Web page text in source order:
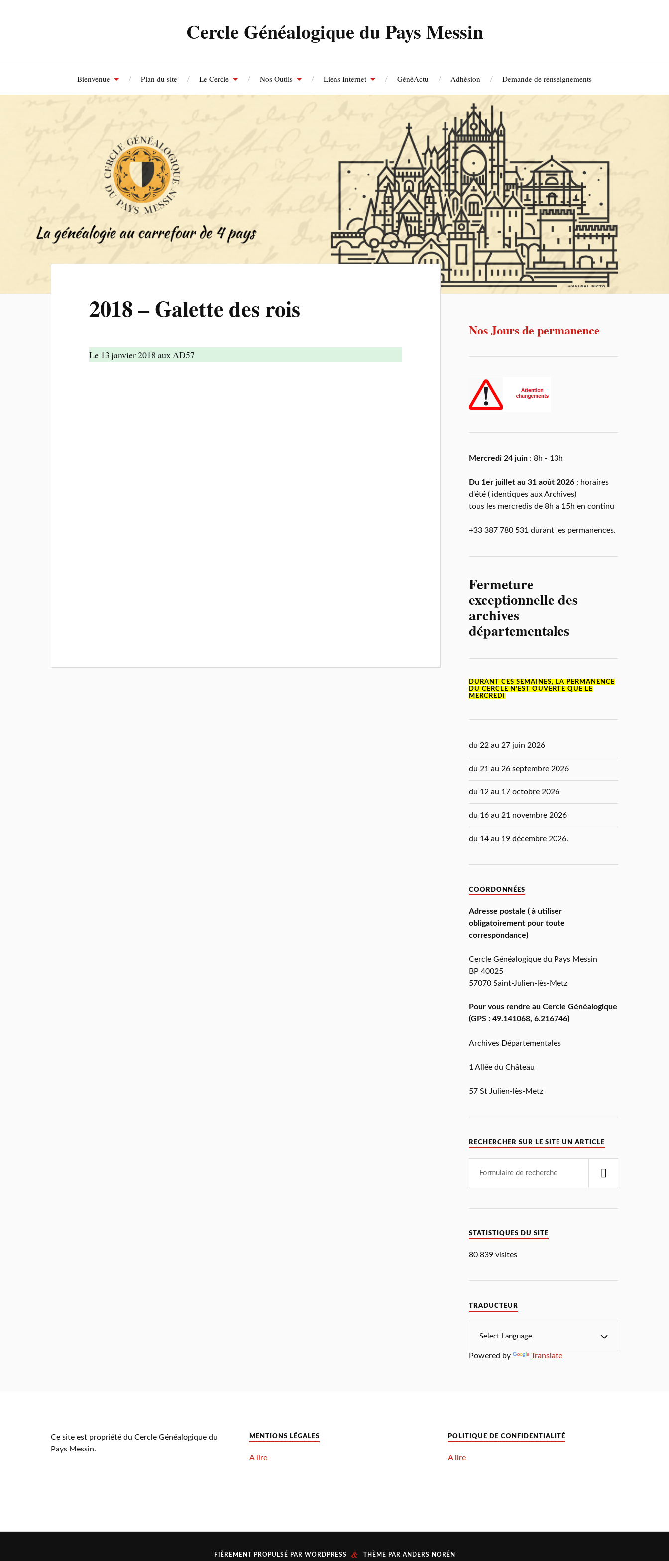
Cercle Généalogique du Pays Messin
Bienvenue Plan du site Le Cercle Nos Outils Liens Internet GénéActu Adhésion Demande de renseignements
2018 – Galette des rois
Le 13 janvier 2018 aux AD57
Nos Jours de permanence
Mercredi 24 juin : 8h - 13h
Du 1er juillet au 31 août 2026 : horaires
d'été ( identiques aux Archives)
tous les mercredis de 8h à 15h en continu
+33 387 780 531 durant les permanences.
Fermeture
exceptionnelle des
archives
départementales
DURANT CES SEMAINES, LA PERMANENCE
DU CERCLE N’EST OUVERTE QUE LE
MERCREDI
du 22 au 27 juin 2026
du 21 au 26 septembre 2026
du 12 au 17 octobre 2026
du 16 au 21 novembre 2026
du 14 au 19 décembre 2026.
COORDONNÉES
Adresse postale ( à utiliser
obligatoirement pour toute
correspondance)
Cercle Généalogique du Pays Messin
BP 40025
57070 Saint-Julien-lès-Metz
Pour vous rendre au Cercle Généalogique
(GPS : 49.141068, 6.216746)
Archives Départementales
1 Allée du Château
57 St Julien-lès-Metz
RECHERCHER SUR LE SITE UN ARTICLE
STATISTIQUES DU SITE
80 839 visites
TRADUCTEUR
Powered by Translate
Ce site est propriété du Cercle Généalogique du
Pays Messin.
MENTIONS LÉGALES
A lire
POLITIQUE DE CONFIDENTIALITÉ
A lire
FIÈREMENT PROPULSÉ PAR WORDPRESS & THÈME PAR ANDERS NORÉN